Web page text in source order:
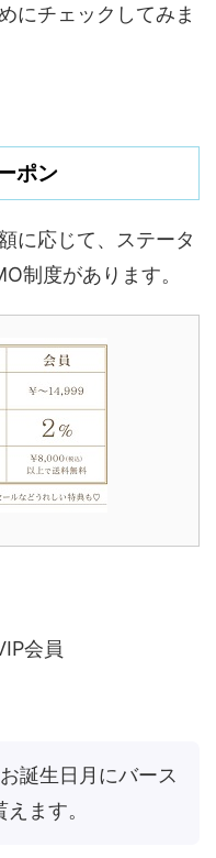
にチェックしてみま
ポン
に応じて、ステータ
制度があります。
会員
誕生日月にバース
ます。